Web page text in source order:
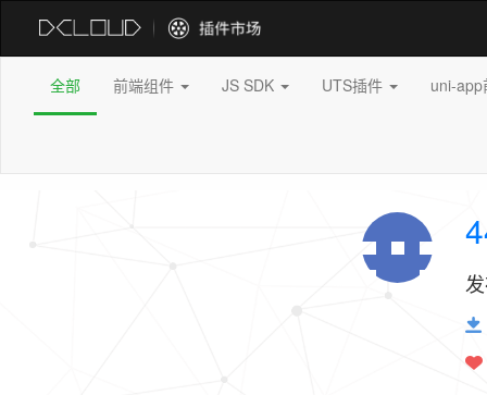
全部 前端组件 JS SDK UTS插件 uni-